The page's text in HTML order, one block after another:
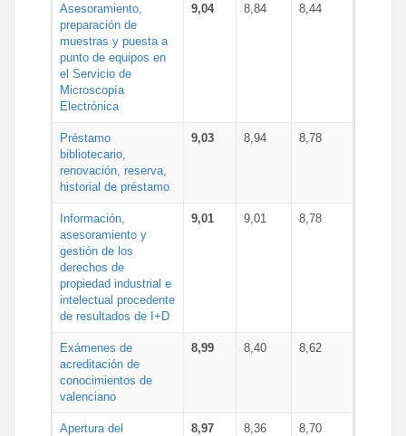
Asesoramiento,
preparación de
muestras y puesta a
punto de equipos en
el Servicio de
Microscopía
Electrónica
9,04 8,84 8,44
Préstamo
bibliotecario,
renovación, reserva,
historial de préstamo
9,03 8,94 8,78
Información,
asesoramiento y
gestión de los
derechos de
propiedad industrial e
intelectual procedente
de resultados de I+D
9,01 9,01 8,78
Exámenes de
acreditación de
conocimientos de
valenciano
8,99 8,40 8,62
Apertura del
8,97 8,36 8,70